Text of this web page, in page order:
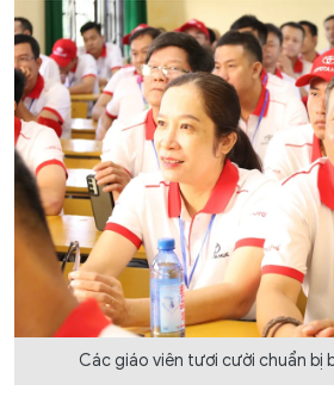
Các giáo viên tươi cười chuẩn bị